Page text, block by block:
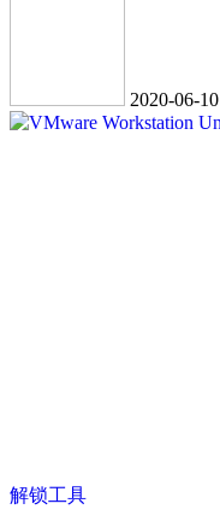
2020-06-10
解锁工具